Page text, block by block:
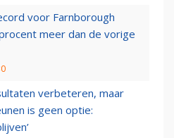
voor Farnborough
meer dan de vorige
verbeteren, maar
is geen optie: